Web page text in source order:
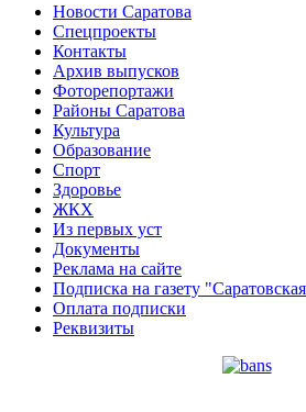
Новости Саратова
Спецпроекты
Контакты
Архив выпусков
Фоторепортажи
Районы Саратова
Культура
Образование
Спорт
Здоровье
ЖКХ
Из пеpвых уст
Документы
Реклама на сайте
Подписка на газету
Оплата подписки
Реквизиты